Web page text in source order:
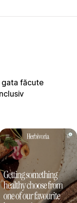
gata făcute